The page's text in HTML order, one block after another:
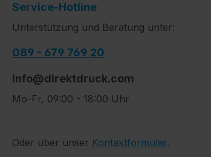
Service-Hotline
Unterstützung und Beratung unter:
089 - 679 769 20
info@direktdruck.com
Mo-Fr, 09:00 - 18:00 Uhr
Oder über unser Kontaktformular.